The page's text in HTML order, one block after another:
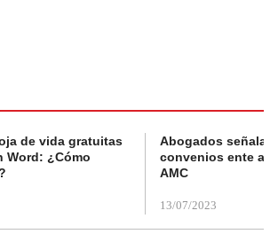
de vida gratuitas
Word: ¿Cómo
Abogados
convenios ente
AMC
13/07/2023